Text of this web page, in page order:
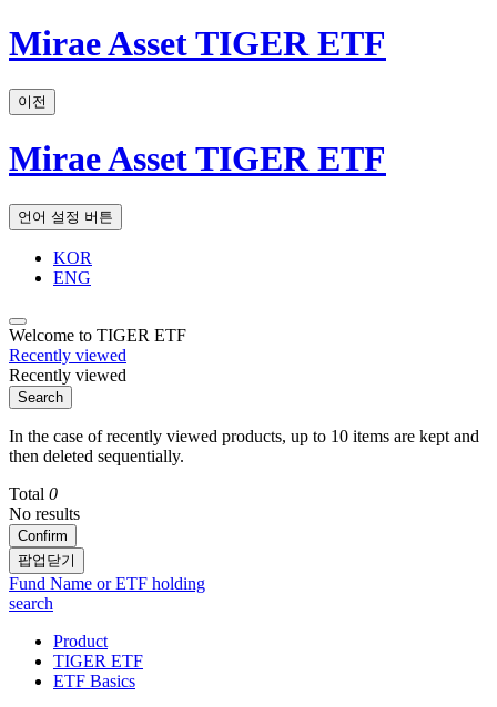
Mirae Asset TIGER ETF
이전
Mirae Asset TIGER ETF
언어 설정 버튼
KOR
ENG
Welcome to TIGER ETF
Recently viewed
Recently viewed
Search
In the case of recently viewed products, up to 10 items are kept and
then deleted sequentially.
Total 0
No results
Confirm
팝업닫기
Fund Name or ETF holding
search
Product
TIGER ETF
ETF Basics